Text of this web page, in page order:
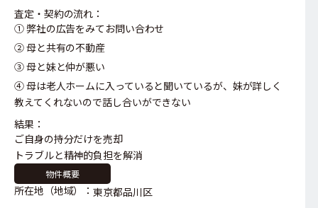
査定・契約の流れ：
① 弊社の広告をみてお問い合わせ
② 母と共有の不動産
③ 母と妹と仲が悪い
④ 母は老人ホームに入っていると聞いているが、妹が詳しく
教えてくれないので話し合いができない
結果：
ご自身の持分だけを売却
トラブルと精神的負担を解消
物件概要
所在地（地域）：東京都品川区